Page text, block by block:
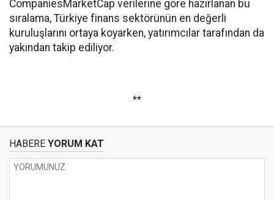
CompaniesMarketCap verilerine göre hazırlanan bu
sıralama, Türkiye finans sektörünün en değerli
kuruluşlarını ortaya koyarken, yatırımcılar tarafından da
yakından takip ediliyor.
**
HABERE YORUM KAT